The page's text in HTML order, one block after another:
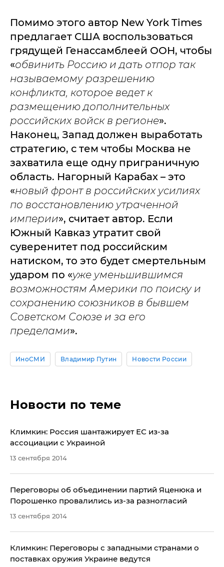
Помимо этого автор New York Times
предлагает США воспользоваться
грядущей Генассамблеей ООН, чтобы
«обвинить Россию и дать отпор так
называемому разрешению
конфликта, которое ведет к
размещению дополнительных
российских войск в регионе».
Наконец, Запад должен выработать
стратегию, с тем чтобы Москва не
захватила еще одну приграничную
область. Нагорный Карабах – это
«новый фронт в российских усилиях
по восстановлению утраченной
империи», считает автор. Если
Южный Кавказ утратит свой
суверенитет под российским
натиском, то это будет смертельным
ударом по «уже уменьшившимся
возможностям Америки по поиску и
сохранению союзников в бывшем
Советском Союзе и за его
пределами».
ИноСМИ Владимир Путин Новости России
Новости по теме
Климкин: Россия шантажирует ЕС из-за
ассоциации с Украиной
13 сентября 2014
Переговоры об объединении партий Яценюка и
Порошенко провалились из-за разногласий
13 сентября 2014
Климкин: Переговоры с западными странами о
поставках оружия Украине ведутся